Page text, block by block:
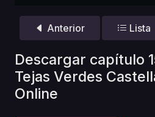
Anterior Lista
Descargar capítulo
Tejas Verdes
Online